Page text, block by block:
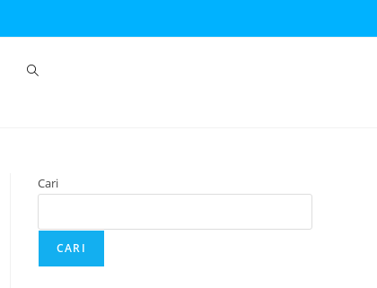
Cari
CARI